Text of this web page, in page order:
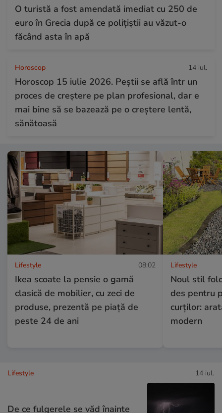
O turistă a fost amendată imediat cu 250 de
euro în Grecia după ce polițiștii au văzut-o
făcând asta în apă
Horoscop 14 iul.
Horoscop 15 iulie 2026. Peștii se află într un
proces de creștere pe plan profesional, dar e
mai bine să se bazează pe o creștere lentă,
sănătoasă
Lifestyle 08:02
Ikea scoate la pensie o gamă
clasică de mobilier, cu zeci de
produse, prezentă pe piață de
peste 24 de ani
Lifestyle
Noul stil
des pentru
curților:
modern
Lifestyle 14 iul.
De ce fulgerele se văd înainte